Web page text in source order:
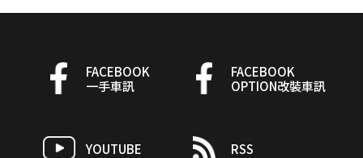
FACEBOOK
一手車訊
FACEBOOK
OPTION改裝車訊
YOUTUBE RSS